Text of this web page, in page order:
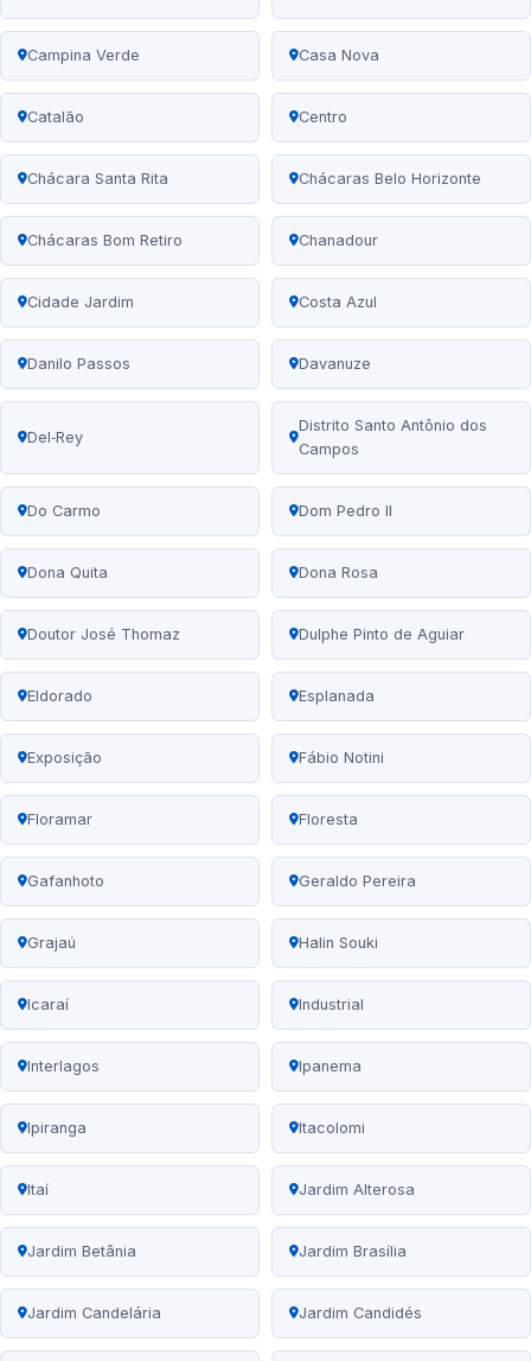
Campina Verde Casa Nova
Catalão Centro
Chácara Santa Rita Chácaras Belo Horizonte
Chácaras Bom Retiro Chanadour
Cidade Jardim Costa Azul
Danilo Passos Davanuze
Del‑Rey
Distrito Santo Antônio dos
Campos
Do Carmo Dom Pedro II
Dona Quita Dona Rosa
Doutor José Thomaz Dulphe Pinto de Aguiar
Eldorado Esplanada
Exposição Fábio Notini
Floramar Floresta
Gafanhoto Geraldo Pereira
Grajaú Halin Souki
Icaraí Industrial
Interlagos Ipanema
Ipiranga Itacolomi
Itaí Jardim Alterosa
Jardim Betânia Jardim Brasília
Jardim Candelária Jardim Candidés